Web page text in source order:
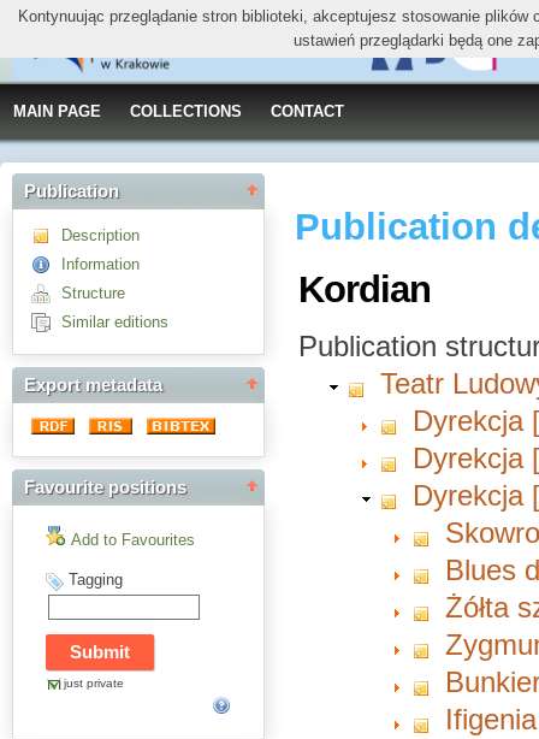
MAIN PAGE COLLECTIONS CONTACT
Publication
Description
Information
Structure
Similar editions
Export metadata
Favourite positions
Add to Favourites
Tagging
just private
Publication
Kordian
Publication
Teatr
Dyrekcja
Dyrekcja
Dyrekcja
Blues
Żółta
Kontynuując przeglądanie stron biblioteki, akceptujesz stosowanie
ustawień przeglądarki będą one